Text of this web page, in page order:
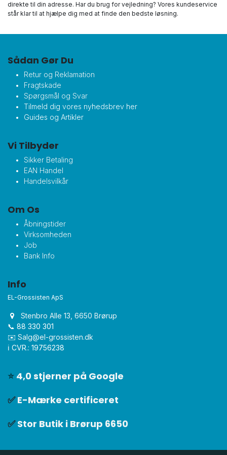
direkte til din adresse. Har du brug for vejledning? Vores kundeservice
står klar til at hjælpe dig med at finde den bedste løsning.
Sådan Gør Du
Retur og Reklamation
Fragtskade
Spørgsmål og Svar
Tilmeld dig vores nyhedsbrev her
Guides og Artikler
Vi Tilbyder
Sikker Betaling
EAN Handel
Handelsvilkår
Om Os
Åbningstider
Virksomheden
Job
Bank Info
Info
EL-Grossisten ApS
Stenbro Alle 13, 6650 Brørup
📞 88 330 301
✉️ Salg@el-grossisten.dk​
ℹ️ CVR.: 19756238
✅Stor Butik i Brørup 6650
⭐ 4,0 stjerner på Google
✅E-Mærke certificeret